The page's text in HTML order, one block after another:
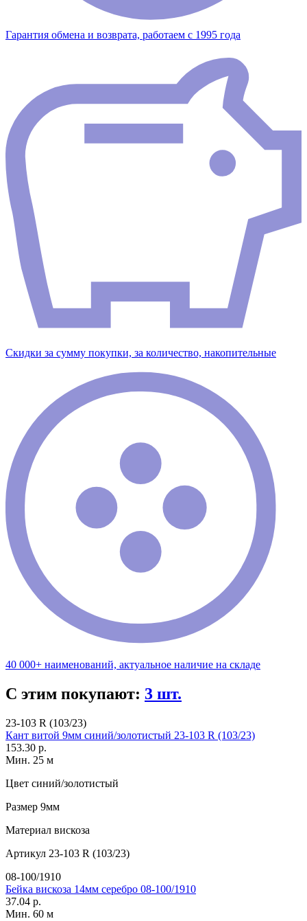
Гарантия обмена и возврата, работаем с 1995 года
Скидки за сумму покупки, за количество, накопительные
40 000+ наименований, актуальное наличие на складе
С этим покупают: 3 шт.
23-103 R (103/23)
Кант витой 9мм синий/золотистый 23-103 R (103/23)
153.30 р.
Мин. 25 м
Цвет синий/золотистый
Размер 9мм
Материал вискоза
Артикул 23-103 R (103/23)
08-100/1910
Бейка вискоза 14мм серебро 08-100/1910
37.04 р.
Мин. 60 м